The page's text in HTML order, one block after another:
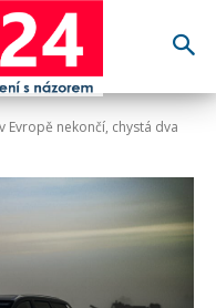
Evropě nekončí, chystá dva